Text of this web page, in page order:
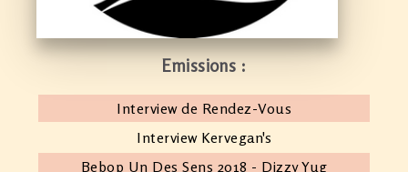
Emissions :
Interview de Rendez-Vous
Interview Kervegan's
Bebop Un Des Sens 2018 - Dizzy Yug